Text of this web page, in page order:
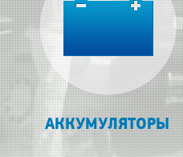
АККУМУЛЯТОРЫ